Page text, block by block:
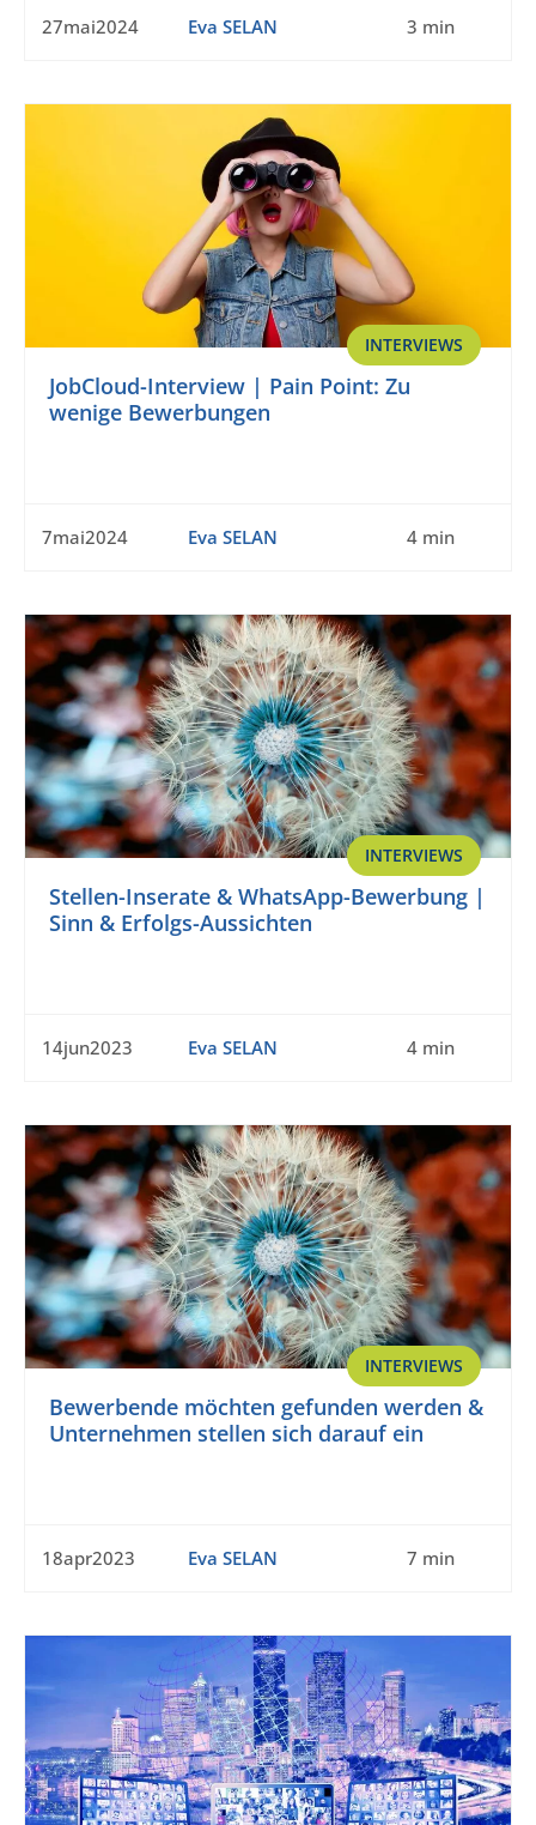
27mai2024 Eva SELAN 3 min
INTERVIEWS
JobCloud-Interview | Pain Point: Zu
wenige Bewerbungen
7mai2024 Eva SELAN 4 min
INTERVIEWS
Stellen-Inserate & WhatsApp-Bewerbung |
Sinn & Erfolgs-Aussichten
14jun2023 Eva SELAN 4 min
INTERVIEWS
Bewerbende möchten gefunden werden &
Unternehmen stellen sich darauf ein
18apr2023 Eva SELAN 7 min